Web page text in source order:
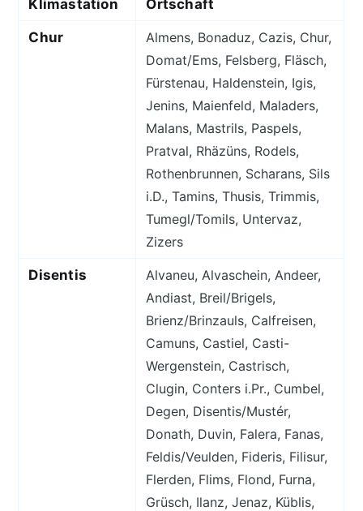
Klimastation Ortschaft
Chur
Almens, Bonaduz, Cazis, Chur,
Domat/Ems, Felsberg, Fläsch,
Fürstenau, Haldenstein, Igis,
Jenins, Maienfeld, Maladers,
Malans, Mastrils, Paspels,
Pratval, Rhäzüns, Rodels,
Rothenbrunnen, Scharans, Sils
i.D., Tamins, Thusis, Trimmis,
Tumegl/Tomils, Untervaz,
Zizers
Disentis
Alvaneu, Alvaschein, Andeer,
Andiast, Breil/Brigels,
Brienz/Brinzauls, Calfreisen,
Camuns, Castiel, Casti-
Wergenstein, Castrisch,
Clugin, Conters i.Pr., Cumbel,
Degen, Disentis/Mustér,
Donath, Duvin, Falera, Fanas,
Feldis/Veulden, Fideris, Filisur,
Flerden, Flims, Flond, Furna,
Grüsch, Ilanz, Jenaz, Küblis,